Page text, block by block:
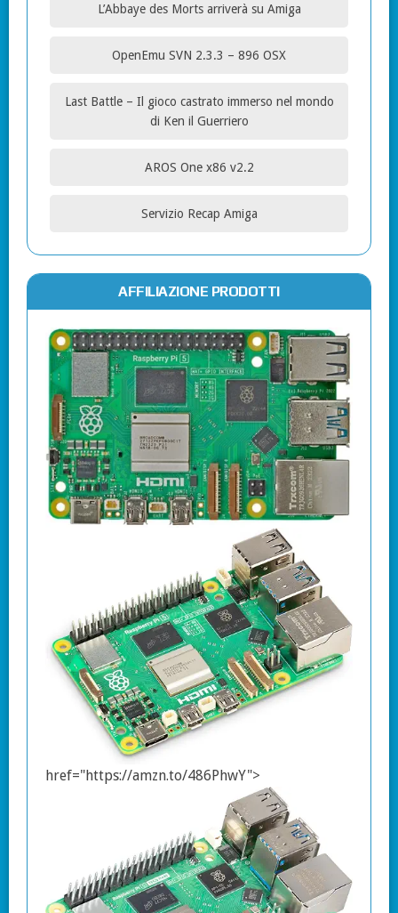
L’Abbaye des Morts arriverà su Amiga
OpenEmu SVN 2.3.3 – 896 OSX
Last Battle – Il gioco castrato immerso nel mondo
di Ken il Guerriero
AROS One x86 v2.2
Servizio Recap Amiga
AFFILIAZIONE PRODOTTI
href="https://amzn.to/486PhwY">